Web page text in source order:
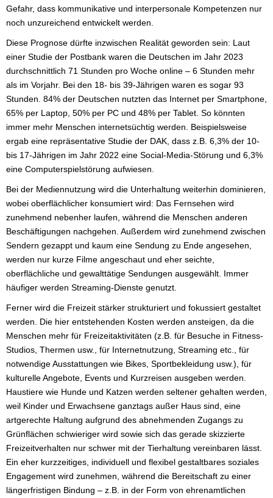
Gefahr, dass kommunikative und interpersonale Kompetenzen nur
noch unzureichend entwickelt werden.
Diese Prognose dürfte inzwischen Realität geworden sein: Laut
einer Studie der Postbank waren die Deutschen im Jahr 2023
durchschnittlich 71 Stunden pro Woche online – 6 Stunden mehr
als im Vorjahr. Bei den 18- bis 39-Jährigen waren es sogar 93
Stunden. 84% der Deutschen nutzten das Internet per Smartphone,
65% per Laptop, 50% per PC und 48% per Tablet. So könnten
immer mehr Menschen internetsüchtig werden. Beispielsweise
ergab eine repräsentative Studie der DAK, dass z.B. 6,3% der 10-
bis 17-Jährigen im Jahr 2022 eine Social-Media-Störung und 6,3%
eine Computer­spiel­störung aufwiesen.
Bei der Mediennutzung wird die Unterhaltung weiterhin dominieren,
wobei oberflächlicher konsumiert wird: Das Fernsehen wird
zunehmend nebenher laufen, während die Menschen anderen
Beschäftigungen nachgehen. Außerdem wird zunehmend zwischen
Sendern gezappt und kaum eine Sendung zu Ende angesehen,
werden nur kurze Filme angeschaut und eher seichte,
oberflächliche und gewalttätige Sendungen ausgewählt. Immer
häufiger werden Streaming-Dienste genutzt.
Ferner wird die Freizeit stärker strukturiert und fokussiert gestaltet
werden. Die hier entstehenden Kosten werden ansteigen, da die
Menschen mehr für Freizeitaktivitäten (z.B. für Besuche in Fitness-
Studios, Thermen usw., für Internetnutzung, Streaming etc., für
notwendige Ausstattungen wie Bikes, Sportbekleidung usw.), für
kulturelle Angebote, Events und Kurzreisen ausgeben werden.
Haustiere wie Hunde und Katzen werden seltener gehalten werden,
weil Kinder und Erwachsene ganztags außer Haus sind, eine
artgerechte Haltung aufgrund des abnehmenden Zugangs zu
Grünflächen schwieriger wird sowie sich das gerade skizzierte
Freizeitverhalten nur schwer mit der Tierhaltung vereinbaren lässt.
Ein eher kurzzeitiges, individuell und flexibel gestaltbares soziales
Engagement wird zunehmen, während die Bereitschaft zu einer
längerfristigen Bindung – z.B. in der Form von ehrenamtlichen